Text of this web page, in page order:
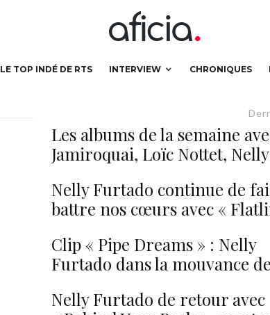
LE TOP INDÉ DE RTS INTERVIEW CHRONIQUES
Les albums de la semaine
Jamiroquai, Loïc Nottet, Nelly
Nelly Furtado continue de
battre nos cœurs avec «
Clip « Pipe Dreams » : Nelly
Furtado dans la mouvance de
Nelly Furtado de retour avec